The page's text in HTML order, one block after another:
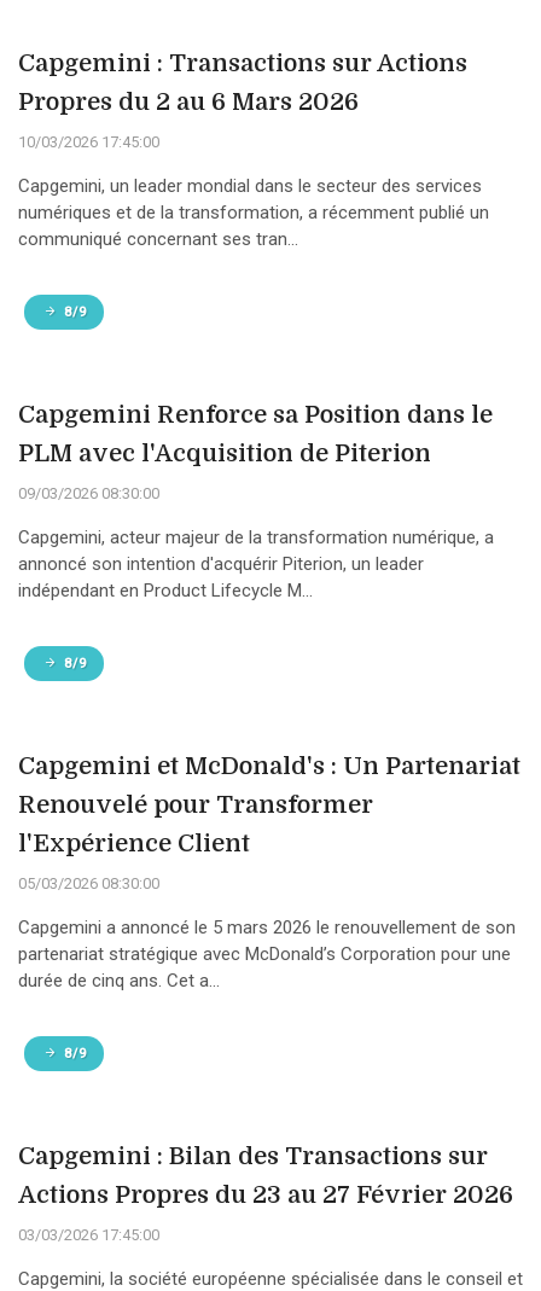
Capgemini : Transactions sur Actions
Propres du 2 au 6 Mars 2026
10/03/2026 17:45:00
Capgemini, un leader mondial dans le secteur des services
numériques et de la transformation, a récemment publié un
communiqué concernant ses tran...
8/9
Capgemini Renforce sa Position dans le
PLM avec l'Acquisition de Piterion
09/03/2026 08:30:00
Capgemini, acteur majeur de la transformation numérique, a
annoncé son intention d'acquérir Piterion, un leader
indépendant en Product Lifecycle M...
8/9
Capgemini et McDonald's : Un Partenariat
Renouvelé pour Transformer
l'Expérience Client
05/03/2026 08:30:00
Capgemini a annoncé le 5 mars 2026 le renouvellement de son
partenariat stratégique avec McDonald’s Corporation pour une
durée de cinq ans. Cet a...
8/9
Capgemini : Bilan des Transactions sur
Actions Propres du 23 au 27 Février 2026
03/03/2026 17:45:00
Capgemini, la société européenne spécialisée dans le conseil et